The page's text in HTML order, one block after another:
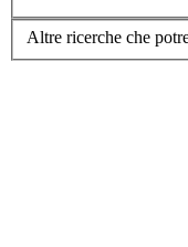
Altre ricerche che